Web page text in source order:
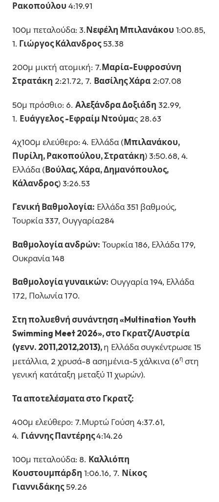
Ρακοπούλου 4:19.91
100μ πεταλούδα: 3.Νεφέλη Μπιλανάκου 1:00.85,
1. Γιώργος Κάλανδρος53.38
200μ μικτή ατομική: 7.Μαρία-Ευφροσύνη
Στρατάκη 2:21.72, 7. Βασίλης Χάρα 2:07.08
50μ πρόσθιο: 6. Αλεξάνδρα Δοξιάδη 32.99,
1. Ευάγγελος -Εφραίμ Ντούμας 28.63
4χ100μ ελεύθερο: 4. Ελλάδα (Μπιλανάκου,
Πυρίλη, Ρακοπούλου, Στρατάκη) 3:50.68, 4.
Ελλάδα (Βούλας, Χάρα, Δημανόπουλος,
Κάλανδρος) 3:26.53
Γενική Βαθμολογία: Ελλάδα 351 βαθμούς,
Τουρκία 337, Ουγγαρία284
Βαθμολογία ανδρών: Τουρκία 186, Ελλάδα 179,
Ουκρανία 148
Βαθμολογία γυναικών: Ουγγαρία 194, Ελλάδα
172, Πολωνία 170.
Στη πολυεθνή συνάντηση «Multination Youth
Swimming Meet 2026», στο Γκρατζ/Αυστρία
(γενν. 2011,2012,2013),η Ελλάδα συγκέντρωσε 15
μετάλλια, 2 χρυσά-8 ασημένια-5 χάλκινα (6η στη
γενική κατάταξη μεταξύ 11 χωρών).
Τα αποτελέσματα στο Γκρατζ:
400μ ελεύθερο: 7.Μυρτώ Γούση 4:37.61,
4. Γιάννης Παντέρης4:14.26
100μ πεταλούδα: 8. Καλλιόπη
Κουστουμπάρδη 1:06.16, 7. Νίκος
Γιαννιδάκης59.26